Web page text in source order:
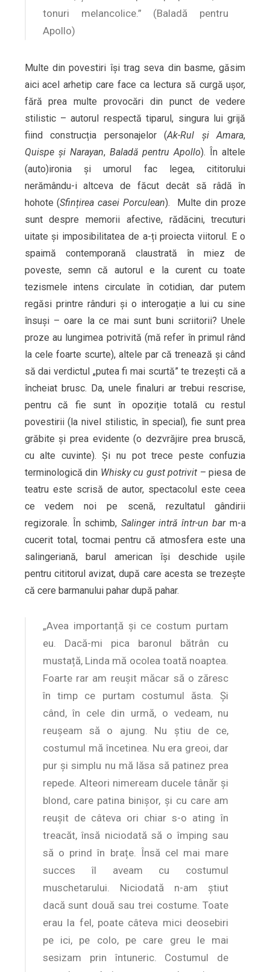
tonuri melancolice.” (Baladă pentru
Apollo)
Multe din povestiri își trag seva din basme, găsim
aici acel arhetip care face ca lectura să curgă ușor,
fără prea multe provocări din punct de vedere
stilistic – autorul respectă tiparul, singura lui grijă
fiind construcția personajelor (Ak-Rul și Amara,
Quispe și Narayan, Baladă pentru Apollo). În altele
(auto)ironia și umorul fac legea, cititorului
nerămându-i altceva de făcut decât să râdă în
hohote (Sfințirea casei Porculean). Multe din proze
sunt despre memorii afective, rădăcini, trecuturi
uitate și imposibilitatea de a-ți proiecta viitorul. E o
spaimă contemporană claustrată în miez de
poveste, semn că autorul e la curent cu toate
tezismele intens circulate în cotidian, dar putem
regăsi printre rânduri și o interogație a lui cu sine
însuși – oare la ce mai sunt buni scriitorii? Unele
proze au lungimea potrivită (mă refer în primul rând
la cele foarte scurte), altele par că trenează și când
să dai verdictul „putea fi mai scurtă” te trezești că a
încheiat brusc. Da, unele finaluri ar trebui rescrise,
pentru că fie sunt în opoziție totală cu restul
povestirii (la nivel stilistic, în special), fie sunt prea
grăbite și prea evidente (o dezvrăjire prea bruscă,
cu alte cuvinte). Și nu pot trece peste confuzia
terminologică din Whisky cu gust potrivit – piesa de
teatru este scrisă de autor, spectacolul este ceea
ce vedem noi pe scenă, rezultatul gândirii
regizorale. În schimb, Salinger intră într-un barm-a
cucerit total, tocmai pentru că atmosfera este una
salingeriană, barul american își deschide ușile
pentru cititorul avizat, după care acesta se trezește
că cere barmanului pahar după pahar.
„Avea importanță și ce costum purtam
eu. Dacă-mi pica baronul bătrân cu
mustață, Linda mă ocolea toată noaptea.
Foarte rar am reușit măcar să o zăresc
în timp ce purtam costumul ăsta. Și
când, în cele din urmă, o vedeam, nu
reușeam să o ajung. Nu știu de ce,
costumul mă încetinea. Nu era greoi, dar
pur și simplu nu mă lăsa să patinez prea
repede. Alteori nimeream ducele tânăr și
blond, care patina binișor, și cu care am
reușit de câteva ori chiar s-o ating în
treacăt, însă niciodată să o împing sau
să o prind în brațe. Însă cel mai mare
succes îl aveam cu costumul
muschetarului. Niciodată n-am știut
dacă sunt două sau trei costume. Toate
erau la fel, poate câteva mici deosebiri
pe ici, pe colo, pe care greu le mai
sesizam prin întuneric. Costumul de